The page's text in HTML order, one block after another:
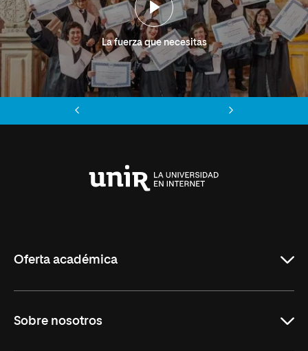
La fuerza que necesitas
Oferta académica
Másteres Oficiales
Sobre nosotros